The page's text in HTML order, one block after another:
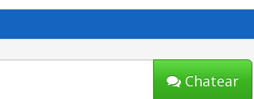
Chatear